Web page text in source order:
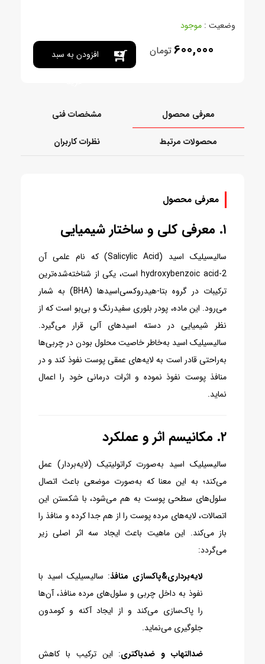
وضعیت : موجود
600,000تومان افزودن به سبد
معرفی محصول مشخصات فنی
محصولات مرتبط نظرات کاربران
معرفی محصول
۱. معرفی کلی و ساختار شیمیایی
سالیسیلیک اسید (Salicylic Acid) که نام علمی آن
2‑hydroxybenzoic acid است، یکی از شناخته‌شده‌ترین
ترکیبات در گروه بتا‑هیدروکسی‌اسیدها (BHA) به شمار
می‌رود. این ماده، پودر بلوری سفیدرنگ و بی‌بو است که از
نظر شیمیایی در دسته اسیدهای آلی قرار می‌گیرد.
سالیسیلیک اسید به‌خاطر خاصیت محلول بودن در چربی‌ها
به‌راحتی قادر است به لایه‌های عمقی پوست نفوذ کند و در
منافذ پوست نفوذ نموده و اثرات درمانی خود را اعمال
نماید.
۲. مکانیسم اثر و عملکرد
سالیسیلیک اسید به‌صورت کراتولیتیک (لایه‌بردار) عمل
می‌کند؛ به این معنا که به‌صورت موضعی باعث اتصال
سلول‌های سطحی پوست به هم می‌شود، با شکستن این
اتصالات، لایه‌های مرده پوست را از هم جدا کرده و منافذ را
باز می‌کند. این ماهیت باعث ایجاد سه اثر اصلی زیر
می‌گردد:
لایه‌برداری&پاکسازی منافذ: سالیسیلیک اسید با
نفوذ به داخل چربی و سلول‌های مرده منافذ، آن‌ها
را پاک‌سازی می‌کند و از ایجاد آکنه و کومدون
جلوگیری می‌نماید.
ضدالتهاب و ضدباکتری: این ترکیب با کاهش